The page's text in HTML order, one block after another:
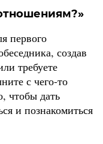
первого
создав
требуете
с чего-то
чтобы дать
и познакомиться